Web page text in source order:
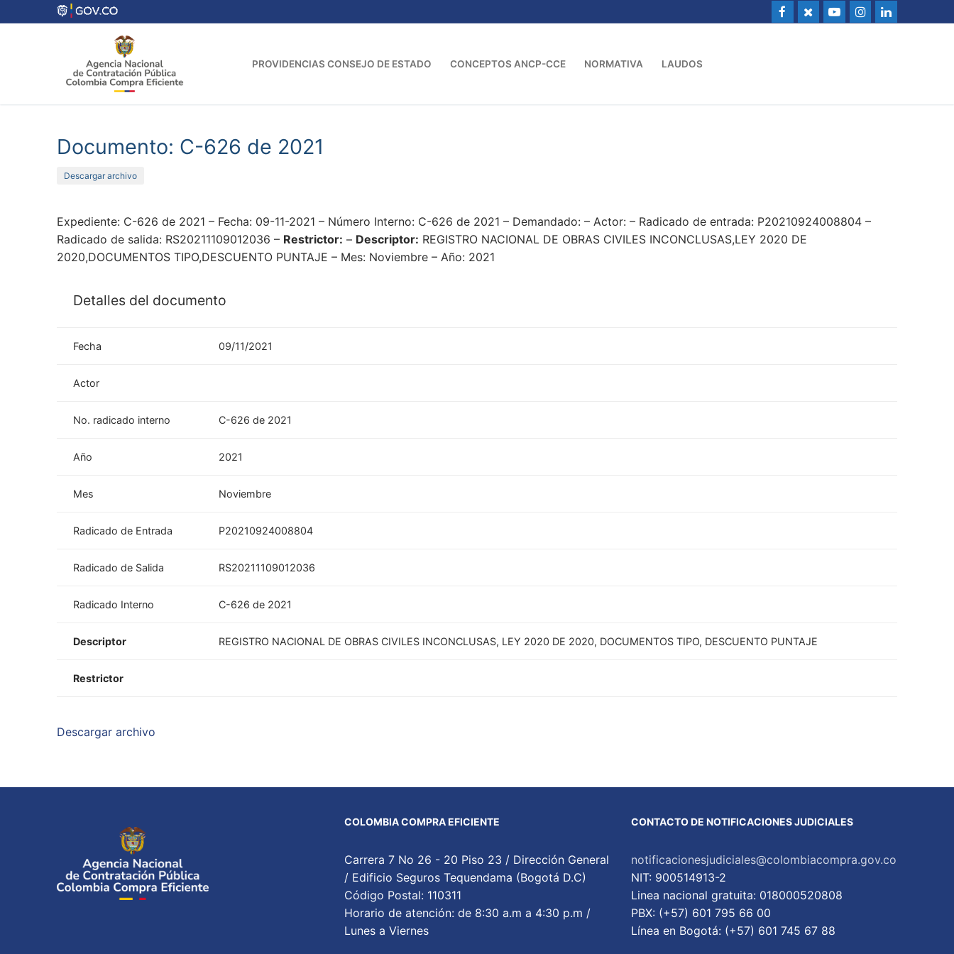
al
PROVIDENCIAS CONSEJO DE ESTADO CONCEPTOS ANCP-CCE NORMATIVA LAUDOS
Documento: C-626 de 2021
Descargar archivo
Expediente: C-626 de 2021 – Fecha: 09-11-2021 – Número Interno: C-626 de 2021 – Demandado: – Actor: – Radicado de entrada: P20210924008804 –
Radicado de salida: RS20211109012036 – Restrictor: – Descriptor: REGISTRO NACIONAL DE OBRAS CIVILES INCONCLUSAS,LEY 2020 DE
2020,DOCUMENTOS TIPO,DESCUENTO PUNTAJE – Mes: Noviembre – Año: 2021
Detalles del documento
Fecha 09/11/2021
Actor
No. radicado interno C-626 de 2021
Año 2021
Mes Noviembre
Radicado de Entrada P20210924008804
Radicado de Salida RS20211109012036
Radicado Interno C-626 de 2021
Descriptor REGISTRO NACIONAL DE OBRAS CIVILES INCONCLUSAS, LEY 2020 DE 2020, DOCUMENTOS TIPO, DESCUENTO PUNTAJE
Restrictor
Descargar archivo
COLOMBIA COMPRA EFICIENTE
Carrera 7 No 26 - 20 Piso 23 / Dirección General
/ Edificio Seguros Tequendama (Bogotá D.C)
Código Postal: 110311
Horario de atención: de 8:30 a.m a 4:30 p.m /
Lunes a Viernes
CONTACTO DE NOTIFICACIONES JUDICIALES
notificacionesjudiciales@colombiacompra.gov.co
NIT: 900514913-2
Linea nacional gratuita: 018000520808
PBX: (+57) 601 795 66 00
Lí­nea en Bogotá: (+57) 601 745 67 88